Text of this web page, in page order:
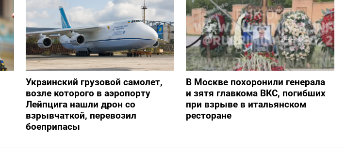
Украинский грузовой самолет,
возле которого в аэропорту
Лейпцига нашли дрон со
взрывчаткой, перевозил
боеприпасы
В Москве похоронили генерала
и зятя главкома ВКС, погибших
при взрыве в итальянском
ресторане